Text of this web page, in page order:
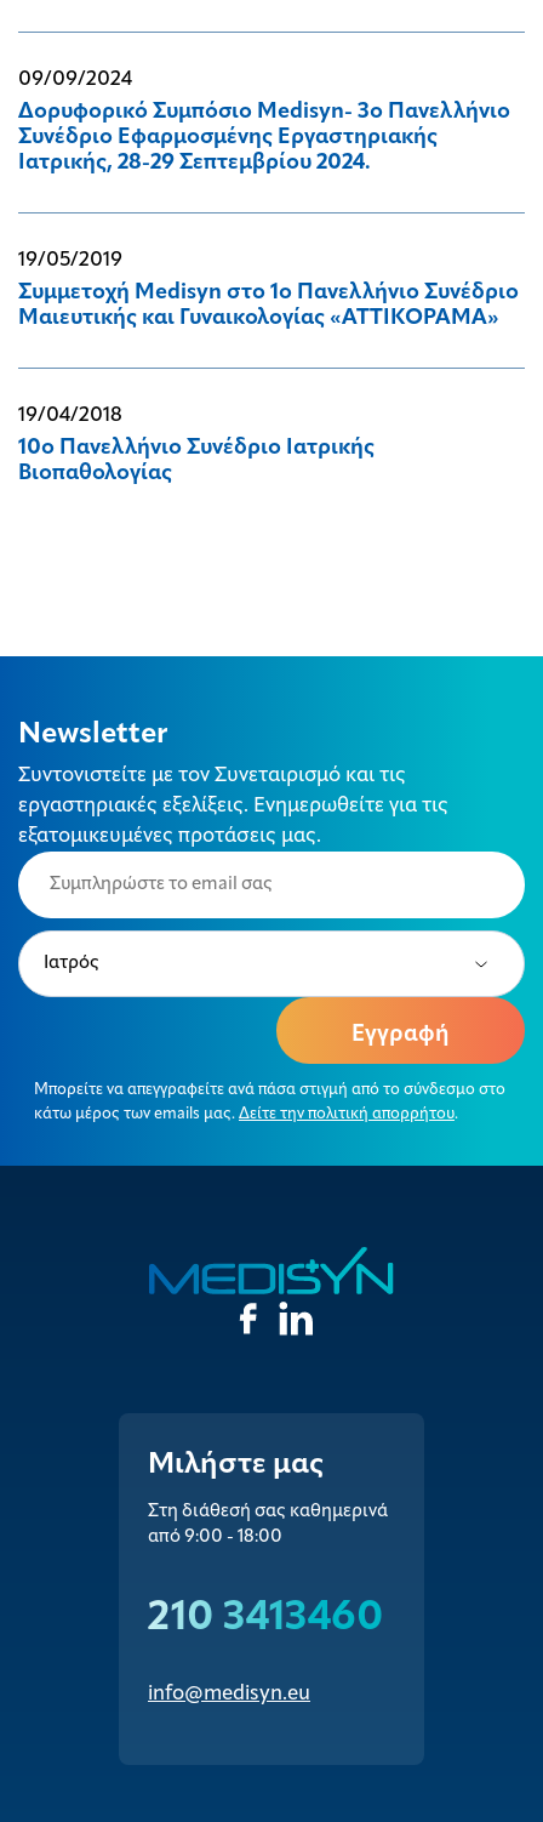
09/09/2024
Δορυφορικό Συμπόσιο Medisyn- 3o Πανελλήνιο
Συνέδριο Εφαρμοσμένης Εργαστηριακής
Ιατρικής, 28-29 Σεπτεμβρίου 2024.
19/05/2019
Συμμετοχή Medisyn στο 1ο Πανελλήνιο Συνέδριο
Μαιευτικής και Γυναικολογίας «ΑΤΤΙΚΟΡΑΜΑ»
19/04/2018
10ο Πανελλήνιο Συνέδριο Ιατρικής
Βιοπαθολογίας
Newsletter
Συντονιστείτε με τον Συνεταιρισμό και τις
εργαστηριακές εξελίξεις. Ενημερωθείτε για τις
εξατομικευμένες προτάσεις μας.
Email
(Required)
Type
(Required)
Μπορείτε να απεγγραφείτε ανά πάσα στιγμή από το σύνδεσμο στο
κάτω μέρος των emails μας. Δείτε την πολιτική απορρήτου.
Μιλήστε μας
Στη διάθεσή σας καθημερινά
από 9:00 - 18:00
210 3413460
info@medisyn.eu